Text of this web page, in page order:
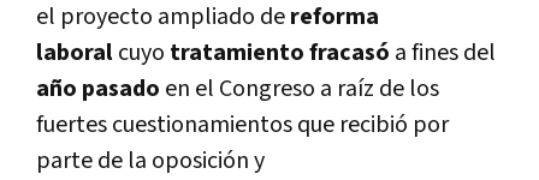
el proyecto ampliado dereforma
laboralcuyo tratamiento fracasó a fines del
año pasado en el Congreso a raí­z de los
fuertes cuestionamientos que recibió por
parte de la oposición y